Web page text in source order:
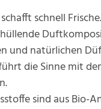
schnell Frische.
und natürlichen
die Sinne mit
sind aus Bio-